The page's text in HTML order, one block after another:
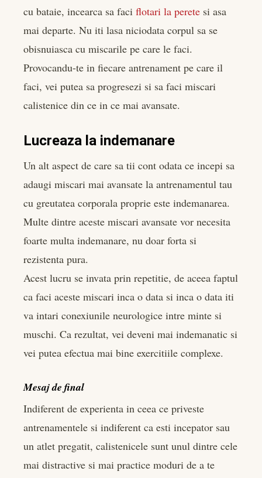
cu bataie, incearca sa faci flotari la perete si asa
mai departe. Nu iti lasa niciodata corpul sa se
obisnuiasca cu miscarile pe care le faci.
Provocandu-te in fiecare antrenament pe care il
faci, vei putea sa progresezi si sa faci miscari
calistenice din ce in ce mai avansate.
Lucreaza la indemanare
Un alt aspect de care sa tii cont odata ce incepi sa
adaugi miscari mai avansate la antrenamentul tau
cu greutatea corporala proprie este indemanarea.
Multe dintre aceste miscari avansate vor necesita
foarte multa indemanare, nu doar forta si
rezistenta pura.
Acest lucru se invata prin repetitie, de aceea faptul
ca faci aceste miscari inca o data si inca o data iti
va intari conexiunile neurologice intre minte si
muschi. Ca rezultat, vei deveni mai indemanatic si
vei putea efectua mai bine exercitiile complexe.
Mesaj de final
Indiferent de experienta in ceea ce priveste
antrenamentele si indiferent ca esti incepator sau
un atlet pregatit, calistenicele sunt unul dintre cele
mai distractive si mai practice moduri de a te